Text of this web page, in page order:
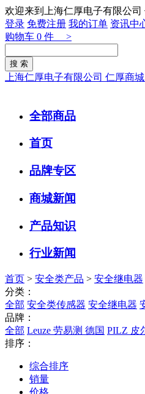
欢迎来到上海仁厚电子有限公司
登录 免费注册 我的订单 资讯中
购物车 0 件 >
上海仁厚电子有限公司 仁厚商
全部商品
首页
品牌专区
商城新闻
产品知识
行业新闻
首页 > 安全类产品 > 安全继电器
分类：
全部 安全类传感器 安全继电器
品牌：
全部 Leuze 劳易测 德国 PILZ 皮
排序：
综合排序
销量
价格